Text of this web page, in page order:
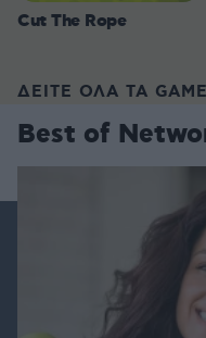
Cut The Rope
ΔΕΙΤΕ ΟΛΑ ΤΑ
Best of